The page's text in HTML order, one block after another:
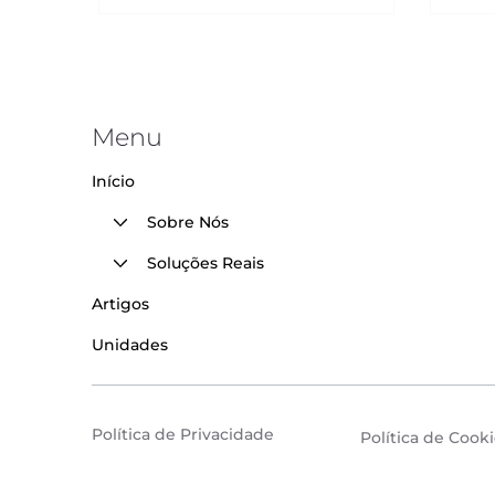
Menu
Início
Sobre Nós
Soluções Reais
Artigos
Unidades
Política de Privacidade Política de